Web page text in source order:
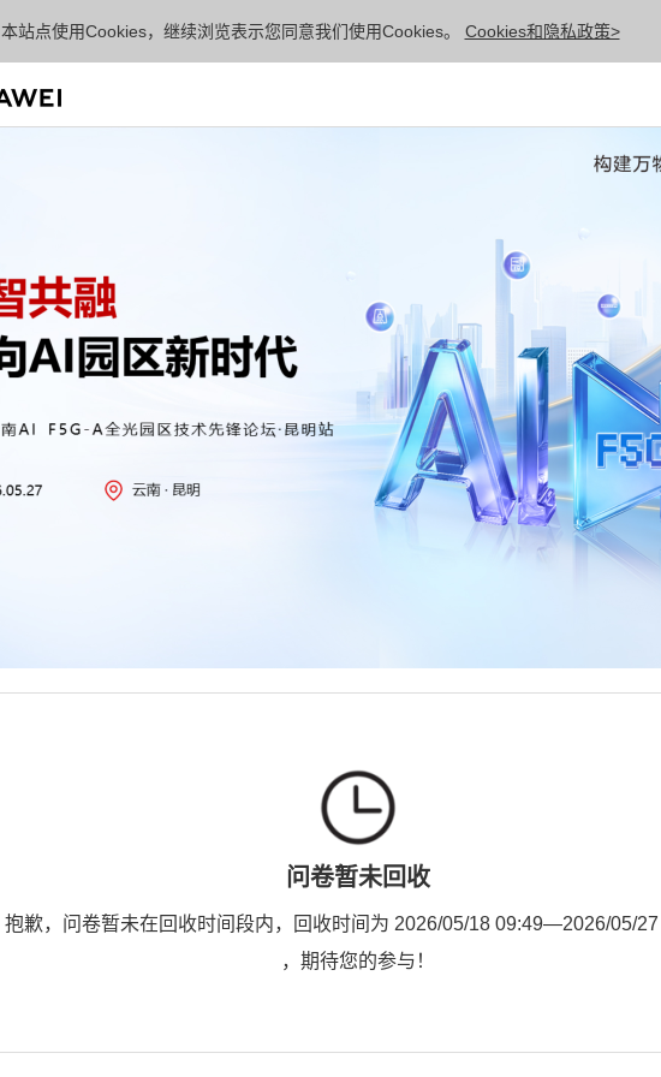
本站点使用Cookies，继续浏览表示您同意我们使用Cookies。 Cookies和隐私政策>
问卷暂未回收
抱歉，问卷暂未在回收时间段内，回收时间为 2026/05/18 09:49—2026/05/
，期待您的参与！